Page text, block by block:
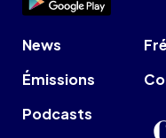
News
Émissions
Podcasts